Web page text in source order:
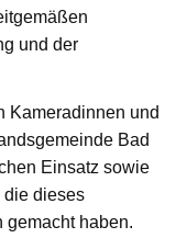
und der
Kameradinnen und
Bad
Einsatz sowie
die dieses
gemacht haben.